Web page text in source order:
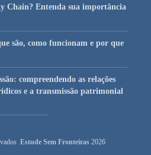
Chain? Entenda sua importância
são, como funcionam e por que
compreendendo as relações
e a transmissão patrimonial
Estude Sem Fronteiras 2026